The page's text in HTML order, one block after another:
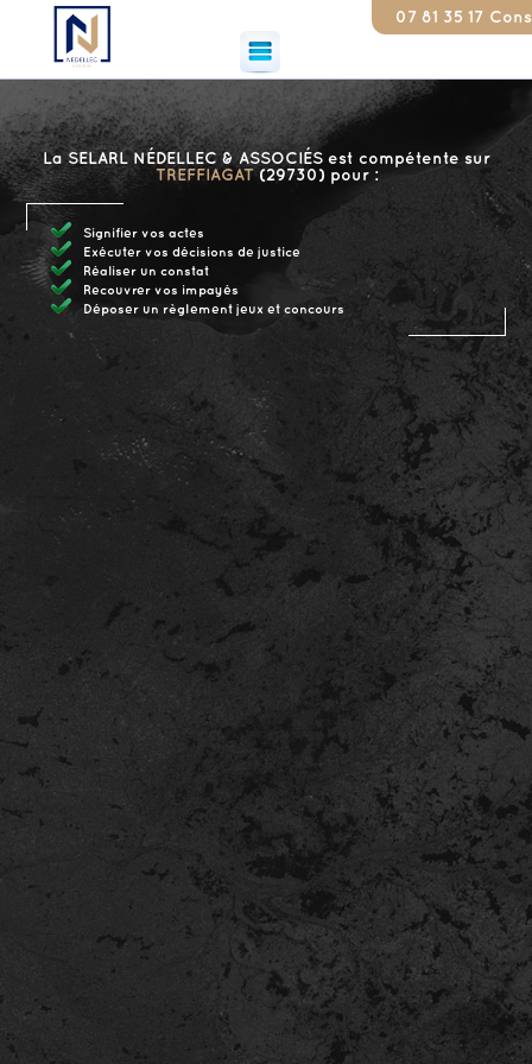
07 81 35 17 79
La SELARL NÉDELLEC & ASSOCIÉS est compétente sur
TREFFIAGAT(29730) pour :
Signifier vos actes
Exécuter vos décisions de justice
Réaliser un constat
Recouvrer vos impayés
Déposer un règlement jeux et concours